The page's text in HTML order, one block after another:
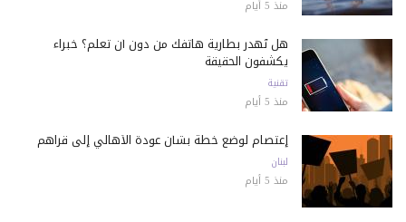
منذ 5 أيام
هل تُهدر بطارية هاتفك من دون أن تعلم؟ خبراء
يكشفون الحقيقة
تقنية
منذ 5 أيام
إعتصام لوضع خطة بشأن عودة الأهالي إلى قراهم
لبنان
منذ 5 أيام